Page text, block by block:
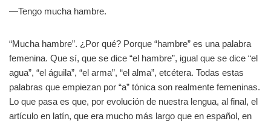
—Tengo mucha hambre.
“Mucha hambre”. ¿Por qué? Porque “hambre” es una palabra
femenina. Que sí, que se dice “el hambre”, igual que se dice “el
agua”, “el águila”, “el arma”, “el alma”, etcétera. Todas estas
palabras que empiezan por “a” tónica son realmente femeninas.
Lo que pasa es que, por evolución de nuestra lengua, al final, el
artículo en latín, que era mucho más largo que en español, en